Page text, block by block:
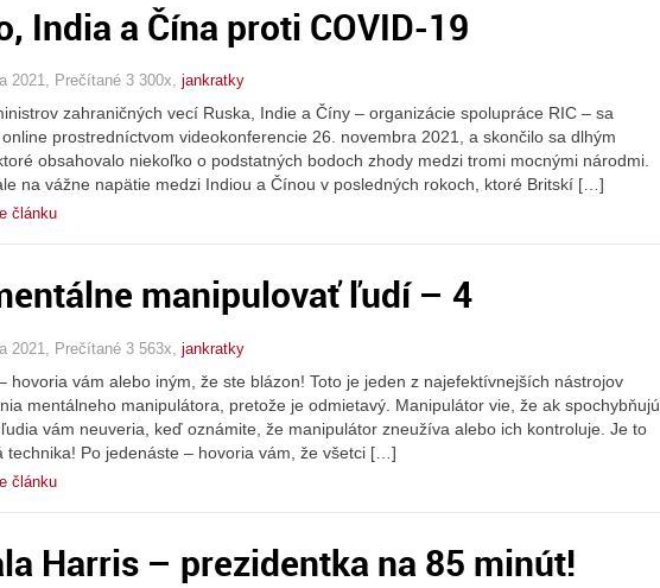
India a Čína proti COVID-19
2021, Prečítané 3 300x, jankratky
zahraničných vecí Ruska, Indie a Číny – organizácie spolupráce RIC – sa
prostredníctvom videokonferencie 26. novembra 2021, a skončilo sa dlhým
obsahovalo niekoľko o podstatných bodoch zhody medzi tromi mocnými národmi.
na vážne napätie medzi Indiou a Čínou v posledných rokoch, ktoré Britskí […]
článku
manipulovať ľudí – 4
2021, Prečítané 3 563x, jankratky
hovoria vám alebo iným, že ste blázon! Toto je jeden z najefektívnejších nástrojov
mentálneho manipulátora, pretože je odmietavý. Manipulátor vie, že ak spochybňujú
vám neuveria, keď oznámite, že manipulátor zneužíva alebo ich kontroluje. Je to
technika! Po jedenáste – hovoria vám, že všetci […]
článku
Harris – prezidentka na 85 minút!